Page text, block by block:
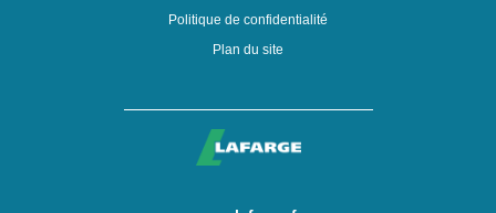
Politique de confidentialité
Plan du site